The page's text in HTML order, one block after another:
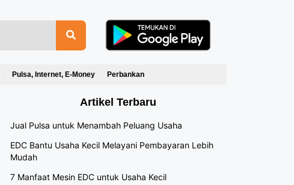
Pulsa, Internet, E-Money Perbankan
Artikel Terbaru
Jual Pulsa untuk Menambah Peluang Usaha
EDC Bantu Usaha Kecil Melayani Pembayaran Lebih
Mudah
7 Manfaat Mesin EDC untuk Usaha Kecil